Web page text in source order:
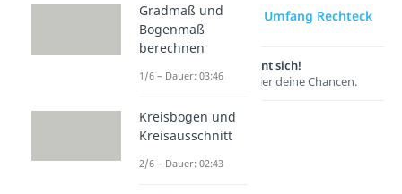
zur Videoseite: Umfang Rechteck
Lernen lohnt sich!
Entdecke hier deine Chancen.
Gradmaß und
Bogenmaß
berechnen
1/6 – Dauer: 03:46
Kreisbogen und
Kreisausschnitt
2/6 – Dauer: 02:43